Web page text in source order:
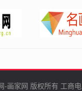
-画家网 版权所有 工商